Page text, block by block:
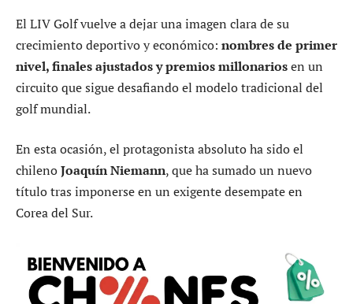
El LIV Golf vuelve a dejar una imagen clara de su
crecimiento deportivo y económico: nombres de primer
nivel, finales ajustados y premios millonariosen un
circuito que sigue desafiando el modelo tradicional del
golf mundial.
En esta ocasión, el protagonista absoluto ha sido el
chilenoJoaquín Niemann, que ha sumado un nuevo
título tras imponerse en un exigente desempate en
Corea del Sur.